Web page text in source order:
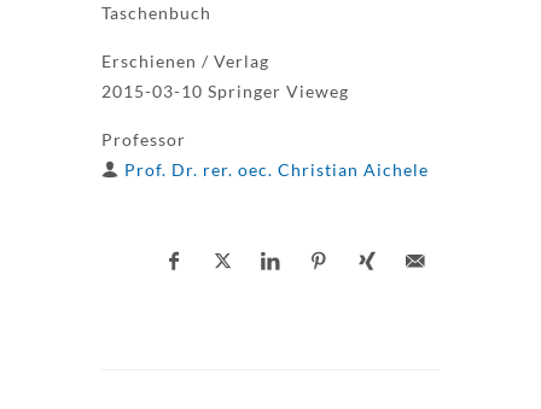
Taschenbuch
Erschienen / Verlag
2015-03-10 Springer Vieweg
Professor
Prof. Dr. rer. oec. Christian Aichele